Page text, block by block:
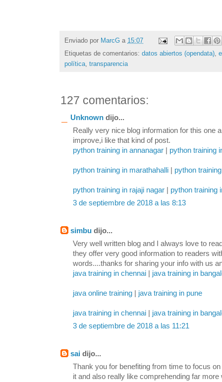
Enviado por MarcG a 15:07
Etiquetas de comentarios: datos abiertos (opendata),
política, transparencia
127 comentarios:
Unknown dijo...
Really very nice blog information for this one
improve,i like that kind of post.
python training in annanagar
python training
python training in marathahalli python
python training in rajaji nagar
python training
3 de septiembre de 2018 a las 8:13
simbu dijo...
Very well written blog and I always love to
they offer very good information to readers
words....thanks for sharing your info with us
java training in chennai
java training in
java online training java training in pune
java training in chennai
java training in
3 de septiembre de 2018 a las 11:21
sai dijo...
Thank you for benefiting from time to focus
it and also really like comprehending far